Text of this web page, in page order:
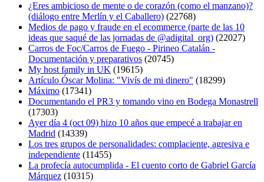
¿Eres ambicioso de mente o de corazón (como el manzano)?
(diálogo entre Merlín y el Caballero) (22768)
Medios de pago y fraude en el ecommerce (parte de las 10
ideas que saqué de las jornadas de @adigital_org) (22027)
Carros de Foc/Carros de Fuego - Pirineo Catalán -
Documentación y preparativos (20745)
My host family in UK (19615)
Artículo Óscar Molina: "Vivís de mi dinero" (18299)
Máximo (17341)
Documentando el PR3 y tomando vino en Bodega Monastrell
(17303)
Ayer día 4 (oct 09) hizo 10 años que empecé a trabajar en
Madrid (14339)
Los tres grupos de personalidades: complaciente, agresiva e
independiente (11455)
La profecía autocumplida - El cuento corto de Gabriel García
Márquez (10315)